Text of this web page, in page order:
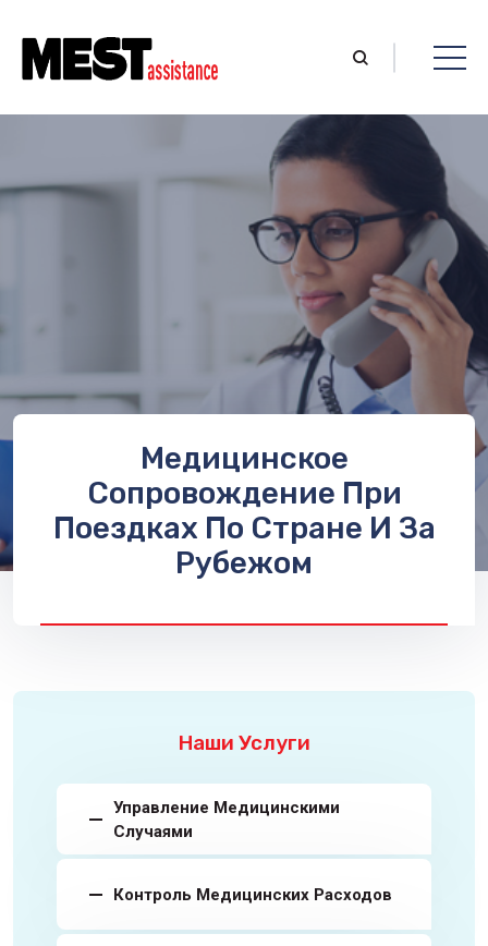
Медицинское
Сопровождение При
Поездках По Стране И За
Рубежом
Наши Услуги
Управление Медицинскими
Случаями
Контроль Медицинских Расходов